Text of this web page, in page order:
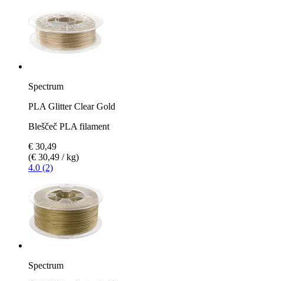
Spectrum
PLA Glitter Clear Gold
Bleščeč PLA filament
€ 30,49
(€ 30,49 / kg)
4.0 (2)
Spectrum